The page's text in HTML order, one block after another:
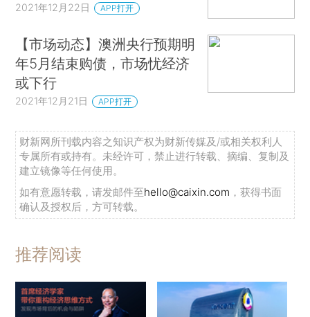
2021年12月22日 APP打开
【市场动态】澳洲央行预期明
年5月结束购债，市场忧经济
或下行
2021年12月21日 APP打开
财新网所刊载内容之知识产权为财新传媒及/或相关权利人
专属所有或持有。未经许可，禁止进行转载、摘编、复制及
建立镜像等任何使用。
如有意愿转载，请发邮件至hello@caixin.com ，获得书面
确认及授权后，方可转载。
推荐阅读